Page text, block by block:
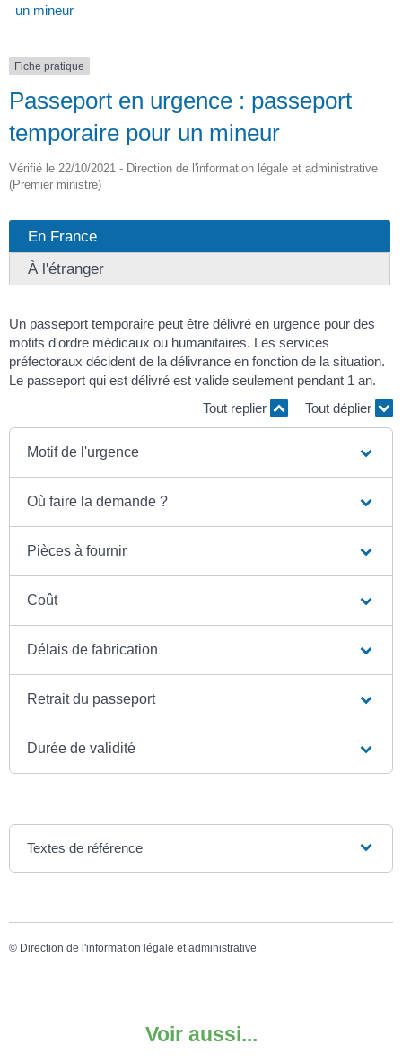
un mineur
Fiche pratique
Passeport en urgence : passeport
temporaire pour un mineur
Vérifié le 22/10/2021 - Direction de l'information légale et administrative
(Premier ministre)
En France
À l'étranger
Un passeport temporaire peut être délivré en urgence pour des
motifs d'ordre médicaux ou humanitaires. Les services
préfectoraux décident de la délivrance en fonction de la situation.
Le passeport qui est délivré est valide seulement pendant 1 an.
Tout replier
Tout déplier
Motif de l'urgence
Où faire la demande ?
Pièces à fournir
Coût
Délais de fabrication
Retrait du passeport
Durée de validité
Textes de référence
© Direction de l'information légale et administrative
Voir aussi...